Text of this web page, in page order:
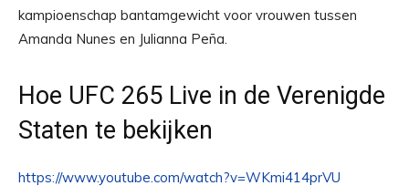
kampioenschap bantamgewicht voor vrouwen tussen
Amanda Nunes en Julianna Peña.
Hoe UFC 265 Live in de Verenigde
Staten te bekijken
https://www.youtube.com/watch?v=WKmi414prVU